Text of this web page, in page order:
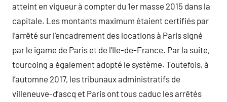
atteint en vigueur à compter du 1er masse 2015 dans la
capitale. Les montants maximum étaient certifiés par
l’arrêté sur l’encadrement des locations à Paris signé
par le igame de Paris et de l’Ile-de-France. Par la suite,
tourcoing a également adopté le système. Toutefois, à
l’automne 2017, les tribunaux administratifs de
villeneuve-d’ascq et Paris ont tous caduc les arrêtés